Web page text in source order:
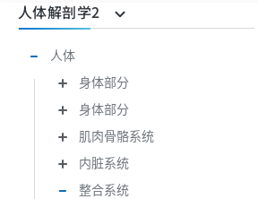
人体解剖学2
人体
身体部分
身体部分
肌肉骨骼系统
内脏系统
整合系统